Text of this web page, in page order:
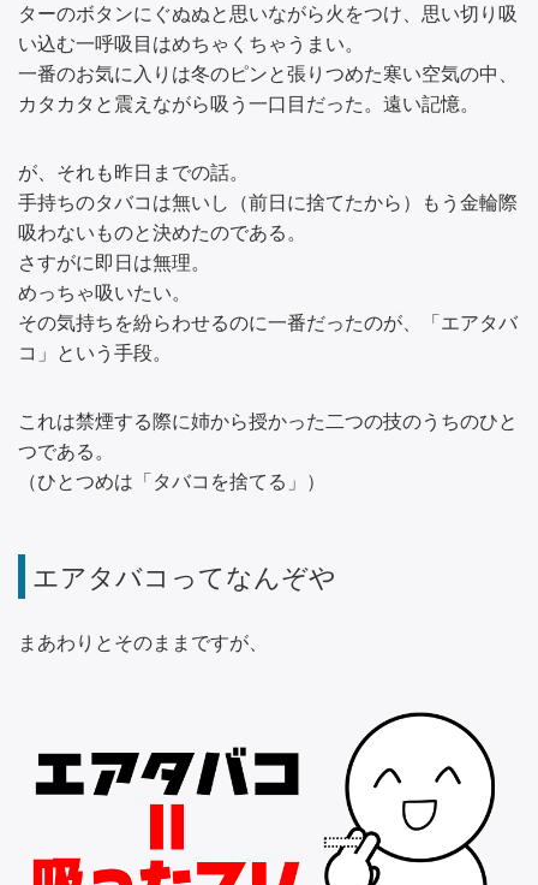
ターのボタンにぐぬぬと思いながら火をつけ、思い切り吸
い込む一呼吸目はめちゃくちゃうまい。
一番のお気に入りは冬のピンと張りつめた寒い空気の中、
カタカタと震えながら吸う一口目だった。遠い記憶。
が、それも昨日までの話。
手持ちのタバコは無いし（前日に捨てたから）もう金輪際
吸わないものと決めたのである。
さすがに即日は無理。
めっちゃ吸いたい。
その気持ちを紛らわせるのに一番だったのが、「エアタバ
コ」という手段。
これは禁煙する際に姉から授かった二つの技のうちのひと
つである。
（ひとつめは「タバコを捨てる」）
エアタバコってなんぞや
まあわりとそのままですが、